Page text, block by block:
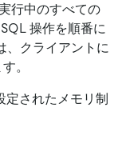
行中のすべての
操作を順番に
、クライアントに
。
定されたメモリ制